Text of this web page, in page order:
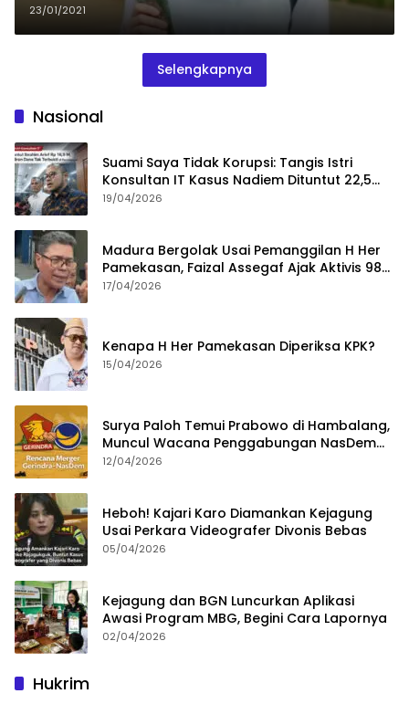
Tahun
23/01/2021
Selengkapnya
Nasional
Suami Saya Tidak Korupsi: Tangis Istri
Konsultan IT Kasus Nadiem Dituntut 22,5
Tahun
19/04/2026
Madura Bergolak Usai Pemanggilan H Her
Pamekasan, Faizal Assegaf Ajak Aktivis 98
Bongkar Permainan KPK
17/04/2026
Kenapa H Her Pamekasan Diperiksa KPK?
15/04/2026
Surya Paloh Temui Prabowo di Hambalang,
Muncul Wacana Penggabungan NasDem
dan Gerindra
12/04/2026
Heboh! Kajari Karo Diamankan Kejagung
Usai Perkara Videografer Divonis Bebas
05/04/2026
Kejagung dan BGN Luncurkan Aplikasi
Awasi Program MBG, Begini Cara Lapornya
02/04/2026
Hukrim